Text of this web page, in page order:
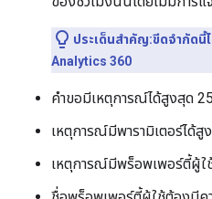
ประเด็นสําคัญ:ขีดจํากัด
Analytics 360
คําขอมีเหตุการณ์ได้สูงสุด
เหตุการณ์มีพารามิเตอร์ได้สู
เหตุการณ์มีพร็อพเพอร์ตี้ผู้ใ